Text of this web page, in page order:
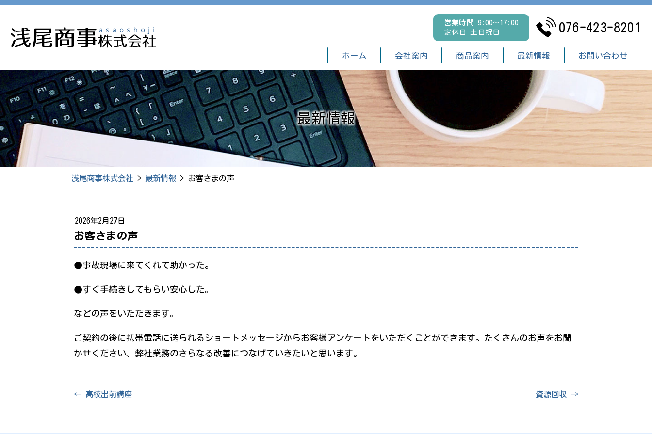
the
営業時間 9:00～17:00
定休日 土日祝日
076-423-8201
ホーム 会社案内 商品案内 最新情報 お問い合わせ
最新情報
浅尾商事株式会社 > 最新情報 > お客さまの声
2026年2月27日
お客さまの声
●事故現場に来てくれて助かった。
●すぐ手続きしてもらい安心した。
などの声をいただきます。
ご契約の後に携帯電話に送られるショートメッセージからお客様アンケートをいただくことができます。たくさんのお声をお聞
かせください、弊社業務のさらなる改善につなげていきたいと思います。
投
← 高校出前講座 資源回収 →